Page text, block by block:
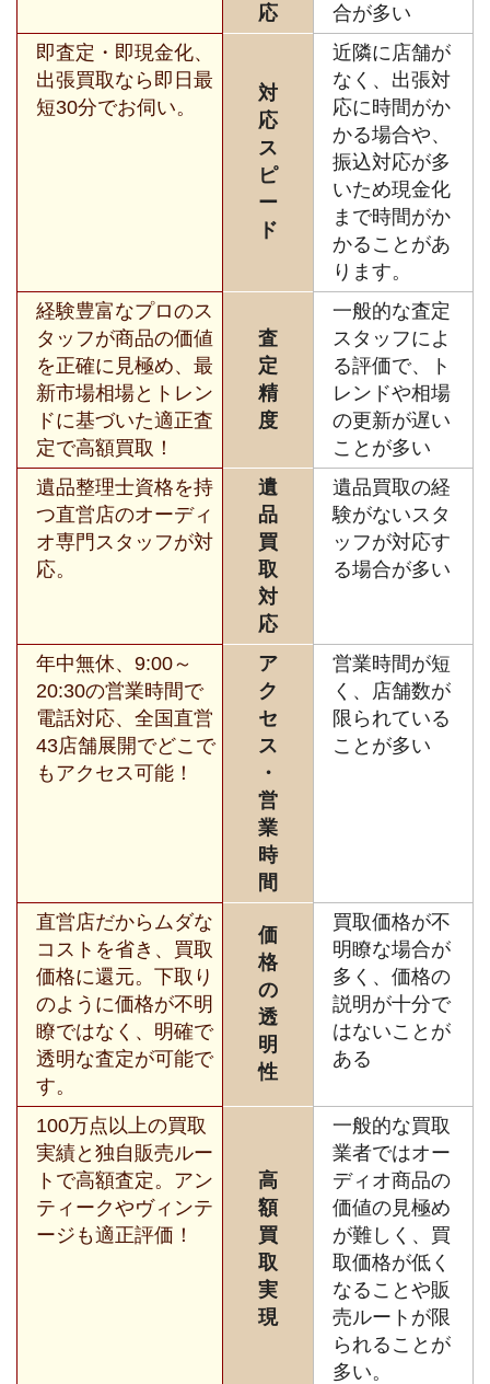
応
合が多い
即査定・即現金化、
出張買取なら即日最
短30分でお伺い。
対
応
ス
ピ
ー
ド
近隣に店舗が
なく、出張対
応に時間がか
かる場合や、
振込対応が多
いため現金化
まで時間がか
かることがあ
ります。
経験豊富なプロのス
タッフが商品の価値
を正確に見極め、最
新市場相場とトレン
ドに基づいた適正査
定で高額買取！
査
定
精
度
一般的な査定
スタッフによ
る評価で、ト
レンドや相場
の更新が遅い
ことが多い
遺品整理士資格を持
つ直営店のオーディ
オ専門スタッフが対
応。
遺
品
買
取
対
応
遺品買取の経
験がないスタ
ッフが対応す
る場合が多い
年中無休、9:00～
20:30の営業時間で
電話対応、全国直営
43店舗展開でどこで
もアクセス可能！
ア
ク
セ
ス
・
営
業
時
間
営業時間が短
く、店舗数が
限られている
ことが多い
直営店だからムダな
コストを省き、買取
価格に還元。下取り
のように価格が不明
瞭ではなく、明確で
透明な査定が可能で
す。
価
格
の
透
明
性
買取価格が不
明瞭な場合が
多く、価格の
説明が十分で
はないことが
ある
100万点以上の買取
実績と独自販売ルー
トで高額査定。アン
ティークやヴィンテ
ージも適正評価！
高
額
買
取
実
現
一般的な買取
業者ではオー
ディオ商品の
価値の見極め
が難しく、買
取価格が低く
なることや販
売ルートが限
られることが
多い。